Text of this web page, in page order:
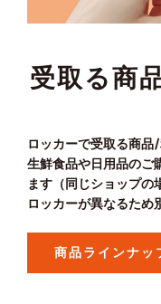
受取る商
ロッカーで受取る商品
生鮮食品や日用品のご
ます（同じショップの
ロッカーが異なるため
商品ラインナッ